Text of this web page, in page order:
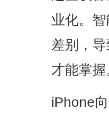
业化。
差别，
才能掌握
iPhone